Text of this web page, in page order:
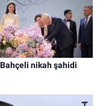
nikah şahidi